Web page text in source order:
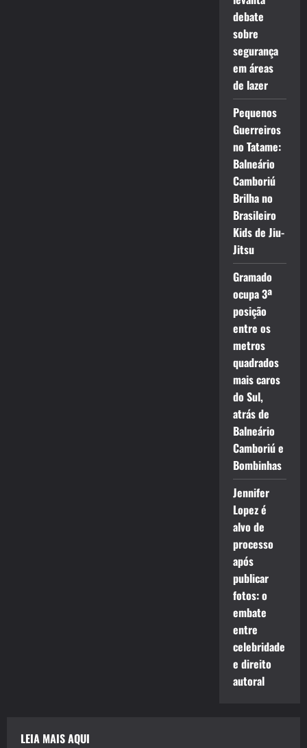
debate
sobre
segurança
em áreas
de lazer
Pequenos
Guerreiros
no Tatame:
Balneário
Camboriú
Brilha no
Brasileiro
Kids de Jiu-
Jitsu
Gramado
ocupa 3ª
posição
entre os
metros
quadrados
mais caros
do Sul,
atrás de
Balneário
Camboriú e
Bombinhas
Jennifer
Lopez é
alvo de
processo
após
publicar
fotos: o
embate
entre
celebridade
e direito
autoral
LEIA MAIS AQUI